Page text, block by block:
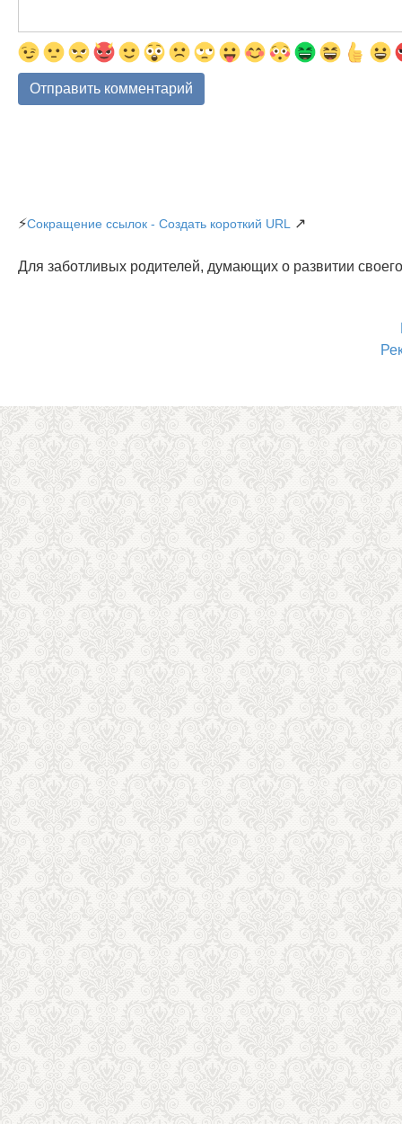
⚡Сокращение ссылок - Создать короткий URL ↗
Для заботливых родителей, думающих о развитии